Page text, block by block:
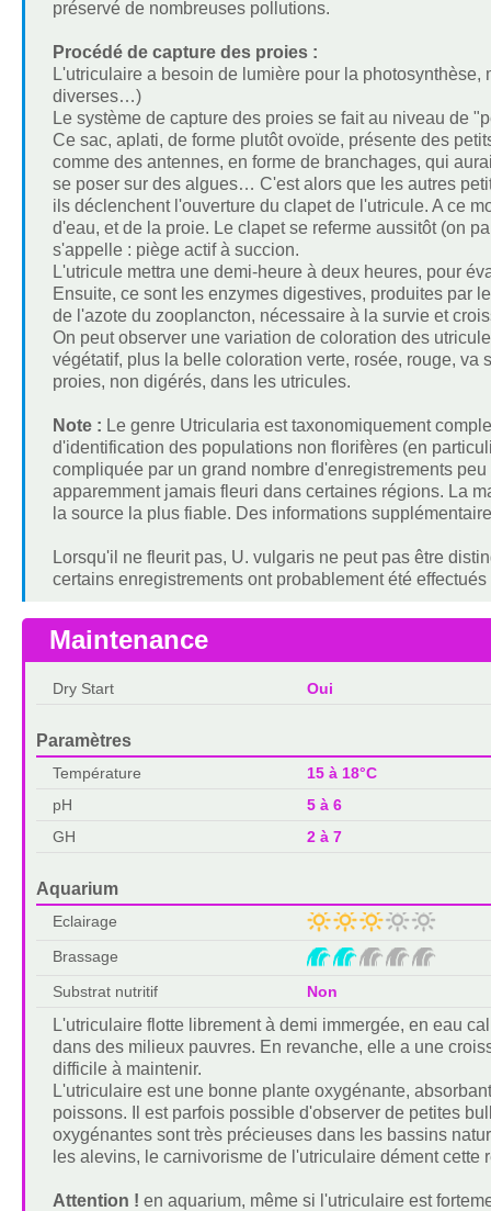
préservé de nombreuses pollutions.
Procédé de capture des proies :
L'utriculaire a besoin de lumière pour la
diverses…)
Le système de capture des proies se fait au niveau de
Ce sac, aplati, de forme plutôt ovoïde, présente des
comme des antennes, en forme de branchages, qui
se poser sur des algues… C'est alors que les autres
ils déclenchent l'ouverture du clapet de l'utricule. A ce
d'eau, et de la proie. Le clapet se referme aussitôt (on
s'appelle : piège actif à succion.
L'utricule mettra une demi-heure à deux heures, pour
Ensuite, ce sont les enzymes digestives, produites par
de l'azote du zooplancton, nécessaire à la survie et
On peut observer une variation de coloration des
végétatif, plus la belle coloration verte, rosée, rouge,
proies, non digérés, dans les utricules.
Note : Le genre Utricularia est taxonomiquement
d'identification des populations non florifères (en
compliquée par un grand nombre d'enregistrements
apparemment jamais fleuri dans certaines régions. La
la source la plus fiable. Des informations
Lorsqu'il ne fleurit pas, U. vulgaris ne peut pas être
certains enregistrements ont probablement été
Maintenance
Dry Start Oui
Paramètres
Température
15 à 18°C
pH
5 à 6
GH
2 à 7
Aquarium
Eclairage
Brassage
Substrat nutritif
Non
L'utriculaire flotte librement à demi immergée, en eau
dans des milieux pauvres. En revanche, elle a une
difficile à maintenir.
L'utriculaire est une bonne plante oxygénante,
poissons. Il est parfois possible d'observer de petites
oxygénantes sont très précieuses dans les bassins
les alevins, le carnivorisme de l'utriculaire dément cette
Attention ! en aquarium, même si l'utriculaire est